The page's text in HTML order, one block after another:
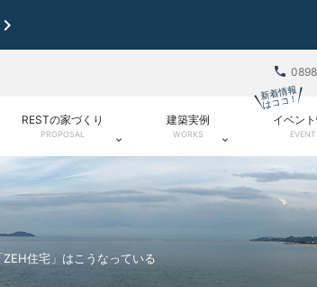


RESTの家づくり
PROPOSAL

建築実例
WORKS

新着情報
はココ！
イベン
住宅」はこうなっている